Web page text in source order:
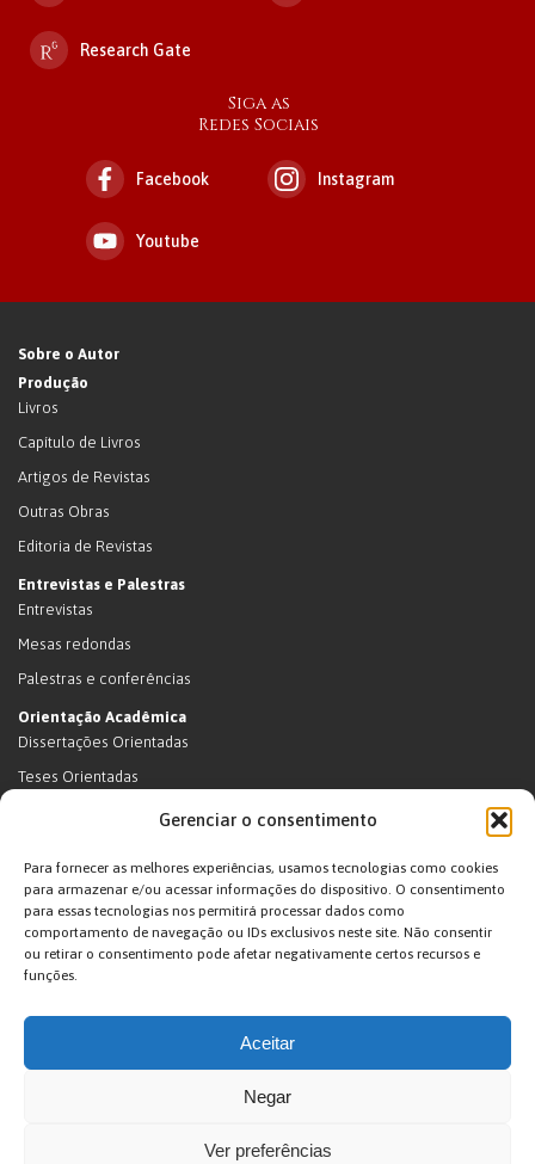
Gerenciar o consentimento
Para fornecer as melhores experiências, usamos tecnologias como cookies
para armazenar e/ou acessar informações do dispositivo. O consentimento
para essas tecnologias nos permitirá processar dados como
comportamento de navegação ou IDs exclusivos neste site. Não consentir
ou retirar o consentimento pode afetar negativamente certos recursos e
funções.
Aceitar
Negar
Ver preferências
Research Gate
Siga as
Redes Sociais
Facebook Instagram
Youtube
Sobre o Autor
Produção
Livros
Capítulo de Livros
Artigos de Revistas
Outras Obras
Editoria de Revistas
Entrevistas e Palestras
Entrevistas
Mesas redondas
Palestras e conferências
Orientação Acadêmica
Dissertações Orientadas
Teses Orientadas
Livros (dissertações e teses)
Supervisão de pós-doutorado
Supervisão de pós-doutorado (em andamento)
Orientações de outra natureza
Exposições
Terras Indígenas
Projetos